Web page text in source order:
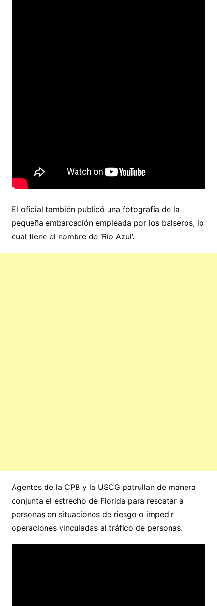
El oficial también publicó una fotografía de la
pequeña embarcación empleada por los balseros, lo
cual tiene el nombre de ‘Río Azul’.
Agentes de la CPB y la USCG patrullan de manera
conjunta el estrecho de Florida para rescatar a
personas en situaciones de riesgo o impedir
operaciones vinculadas al tráfico de personas.